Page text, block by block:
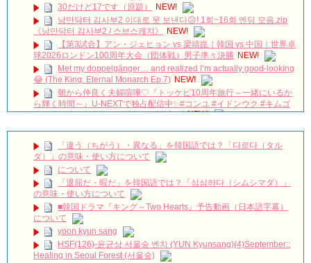
30だけど17です（原題）
NEW!
낭만닥터 김사부2 이대로 못 보낸다😥! 1회~16회 엔딩 모음.zip
《낭만닥터 김사부2 / 스브스캐치》
NEW!
【第3試合】アン・ジェヒョン vs 梁靖崑｜韓国 vs 中国｜世界卓
球2026ロンドン100周年大会（団体戦）男子準々決勝 NEW!
Met my doppelgänger… and realized I’m actually good-looking
😂 (The King: Eternal Monarch Ep.7) NEW!
朝から仲良く夫婦喧嘩♡『トッケビ10周年旅行～一緒にいるか
ら輝く時間～』U-NEXTで独占配信中✨#コンユ #イドンウク #キムゴ
ウン #ユインナ #トッケビ #unext #short NEW!
見せ💟 NEW!
왜 최수종이 연기하면 눈물이 나오지ㅠㅠ 이게 연기 내공인가요 #
최수종 #고려거란전쟁 #하나뿐인내편 #박성훈 #전재준 | KBS 방송
NEW!
イソンビン、授賞式でイグァンスに愛を告白。8年交際しても結
婚しない理由とは？ #イグァンス #恋愛8 NEW!
2PMチャンソン&”兄貴”ヨン・ウジン、最高の笑顔！7/3ＤＶＤ
リリース「七日の王妃」より
Arthdal Chronicles: The Sword of Aramun – Eunseom &
Saya NEW!
「違う（ちがう）・異なる」を韓国語では？「다르다（タル
ダ）」の意味・使い方について
について
「退屈だ・暇だ」を韓国語では？「심심하다（シムシマダ）」
の意味・使い方について
■韓国ドラマ『キング～Two Hearts』予告動画（日本語字幕）
について
yoon kyun sang
HSF(126)-윤균상 서울숲 벤치 (YUN Kyunsang)(4)September::
Healing in Seoul Forest (서울숲)